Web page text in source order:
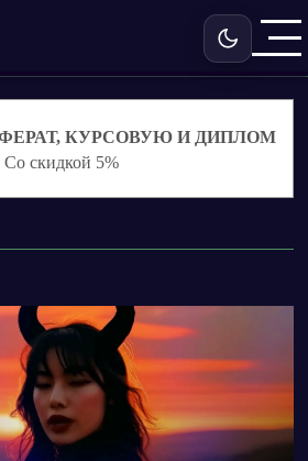
Включить
КУРСОВУЮ И ДИПЛОМ
Со скидкой 5%